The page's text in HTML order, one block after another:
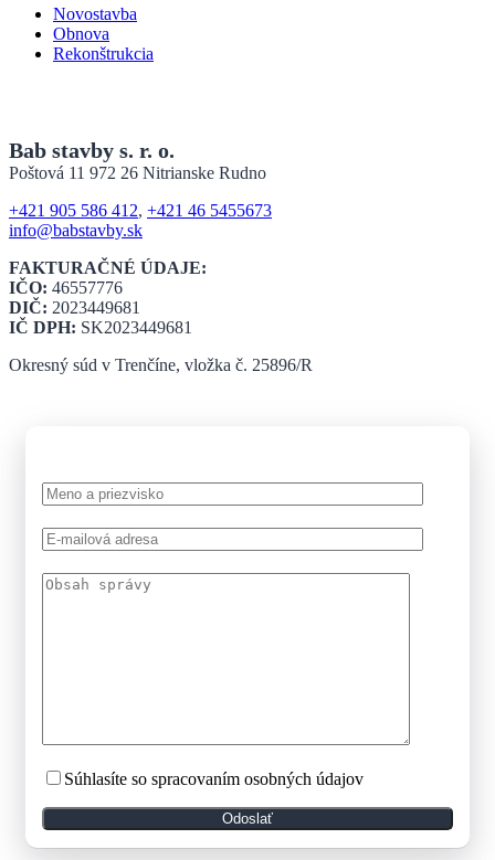
Novostavba
Obnova
Rekonštrukcia
Bab stavby s. r. o.
Poštová 11 972 26 Nitrianske Rudno
+421 905 586 412, +421 46 5455673
info@babstavby.sk
FAKTURAČNÉ ÚDAJE:
IČO: 46557776
DIČ: 2023449681
IČ DPH: SK2023449681
Okresný súd v Trenčíne, vložka č. 25896/R
Súhlasíte so spracovaním osobných údajov